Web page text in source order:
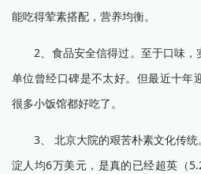
能吃得荤素搭配，营养均衡。
2、食品安全信得过。至于口味，
单位曾经口碑是不太好。但最近十年
很多小饭馆都好吃了。
3、 北京大院的艰苦朴素文化传统
淀人均6万美元，是真的已经超英（